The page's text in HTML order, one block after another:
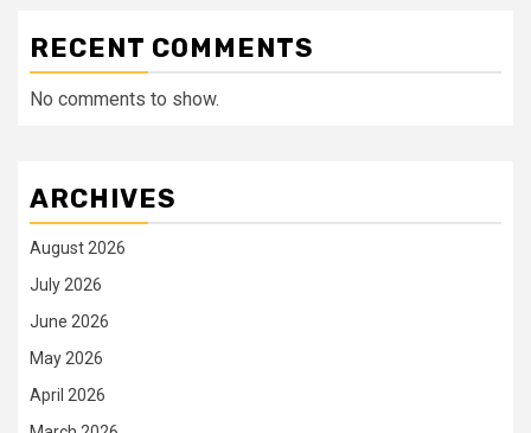
RECENT COMMENTS
No comments to show.
ARCHIVES
August 2026
July 2026
June 2026
May 2026
April 2026